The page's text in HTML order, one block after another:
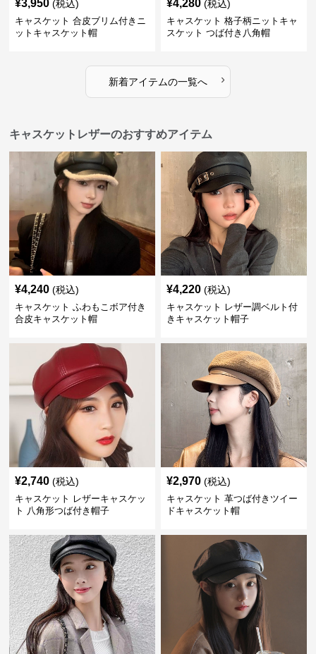
¥3,950 (税込)
キャスケット 合皮ブリム付きニ
ットキャスケット帽
¥4,280 (税込)
キャスケット 格子柄ニットキャ
スケット つば付き八角帽
新着アイテムの一覧へ ›
キャスケットレザーのおすすめアイテム
¥4,240 (税込)
キャスケット ふわもこボア付き
合皮キャスケット帽
¥4,220 (税込)
キャスケット レザー調ベルト付
きキャスケット帽子
¥2,740 (税込)
キャスケット レザーキャスケッ
ト 八角形つば付き帽子
¥2,970 (税込)
キャスケット 革つば付きツイー
ドキャスケット帽